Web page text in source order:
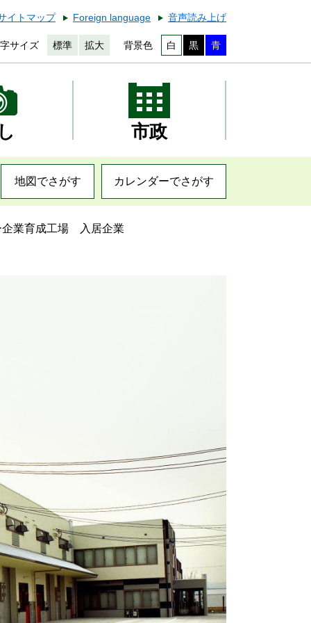
イトマップ Foreign language 音声読み上げ
サイズ 標準 拡大 背景色 白 黒 青
市政
地図でさがす カレンダーでさがす
企業育成工場 入居企業